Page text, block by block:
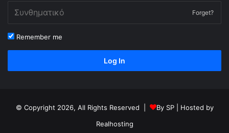
Forget?
Remember me
Log In
© Copyright 2026, All Rights Reserved | By SP| Hosted by
Realhosting